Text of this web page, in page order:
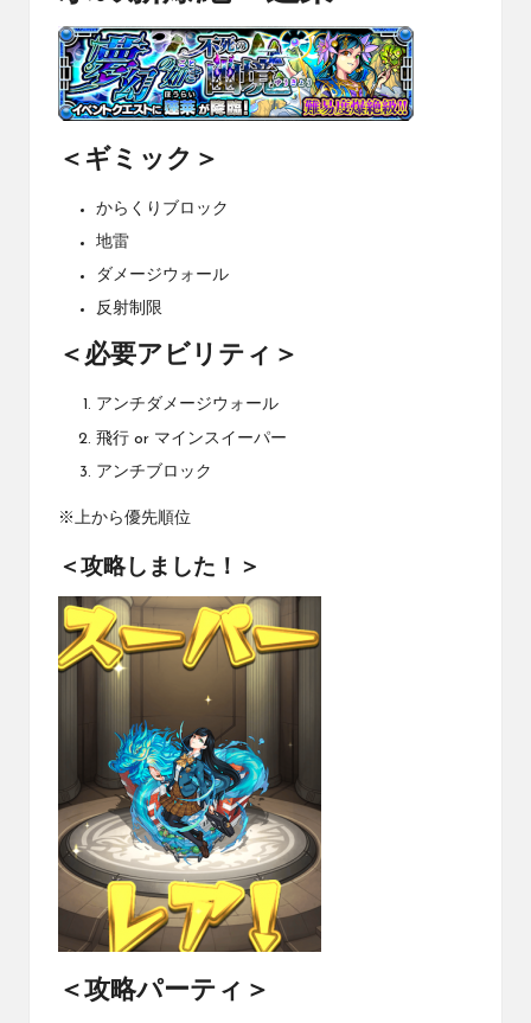
＜ギミック＞
からくりブロック
地雷
ダメージウォール
反射制限
＜必要アビリティ＞
アンチダメージウォール
飛行 or マインスイーパー
アンチブロック
※上から優先順位
＜攻略しました！＞
＜攻略パーティ＞